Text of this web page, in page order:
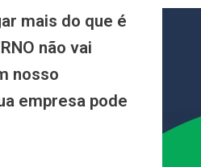
mais do que é
não vai
nosso
empresa pode